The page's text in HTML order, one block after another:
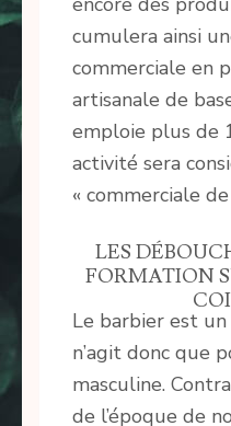
cumulera ainsi
commerciale en
artisanale de
emploie plus de
activité sera
« commerciale
LES
FORMATION
Le barbier est
n’agit donc que
masculine.
de l’époque de